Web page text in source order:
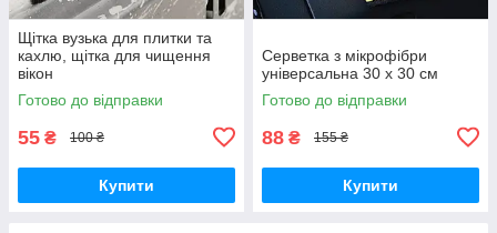
Щітка вузька для плитки та
кахлю, щітка для чищення
вікон
Готово до відправки
55 ₴ 100 ₴
Купити
Серветка з мікрофібри
універсальна 30 х 30 см
Готово до відправки
88 ₴ 155 ₴
Купити